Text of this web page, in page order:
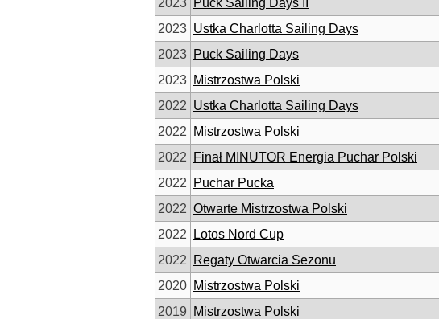
2023 Ustka Charlotta Sailing Days
2023 Puck Sailing Days
2023 Mistrzostwa Polski
2022 Ustka Charlotta Sailing Days
2022
Mistrzostwa Polski
2022
Finał MINUTOR Energia Puchar Polski
2022
Puchar Pucka
2022 Otwarte Mistrzostwa Polski
2022
Lotos Nord Cup
2022
Regaty Otwarcia Sezonu
2020 Mistrzostwa Polski
2019
Mistrzostwa Polski